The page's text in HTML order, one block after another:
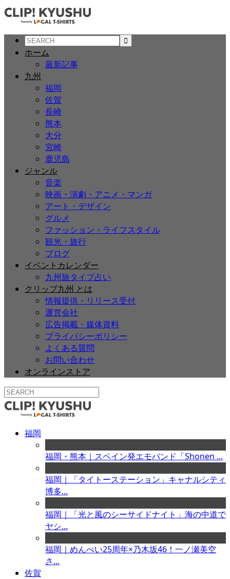
ホーム
最新記事
九州
福岡
佐賀
長崎
熊本
大分
宮崎
鹿児島
ジャンル
音楽
映画・演劇・アニメ・マンガ
アート・デザイン
グルメ
ファッション・ライフスタイル
観光・旅行
ブログ
イベントカレンダー
九州旅タイプ占い
クリップ九州 とは
情報提供・リリース受付
運営会社
広告掲載・媒体資料
プライバシーポリシー
よくある質問
お問い合わせ
オンラインストア
福岡
福岡・熊本｜スペイン発エモバンド「Shonen ...
福岡｜「タイトーステーション」キャナルシティ
博多...
福岡｜「光と風のシーサイドナイト」海の中道で
ヤシ...
福岡｜めんべい25周年×乃木坂46！一ノ瀬美空
さ...
佐賀